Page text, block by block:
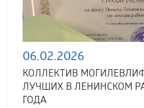
06.02.2026
КОЛЛЕКТИВ
ЛУЧШИХ В ЛЕНИНСКОМ
ГОДА